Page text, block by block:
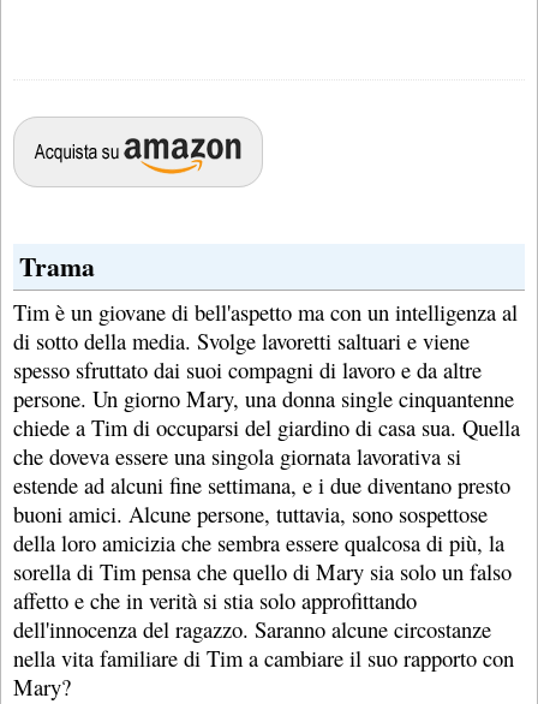
Trama
Tim è un giovane di bell'aspetto ma con un intelligenza al
di sotto della media. Svolge lavoretti saltuari e viene
spesso sfruttato dai suoi compagni di lavoro e da altre
persone. Un giorno Mary, una donna single cinquantenne
chiede a Tim di occuparsi del giardino di casa sua. Quella
che doveva essere una singola giornata lavorativa si
estende ad alcuni fine settimana, e i due diventano presto
buoni amici. Alcune persone, tuttavia, sono sospettose
della loro amicizia che sembra essere qualcosa di più, la
sorella di Tim pensa che quello di Mary sia solo un falso
affetto e che in verità si stia solo approfittando
dell'innocenza del ragazzo. Saranno alcune circostanze
nella vita familiare di Tim a cambiare il suo rapporto con
Mary?